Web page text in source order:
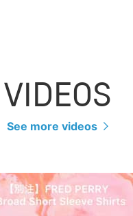
VIDEOS
See more videos